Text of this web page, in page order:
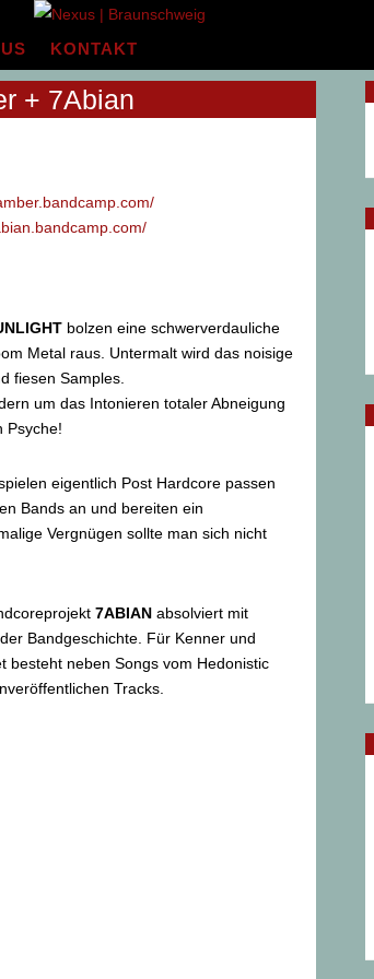
KONTAKT
+ 7Abian
bolzen eine schwerverdauliche
Metal raus. Untermalt wird das noisige
fiesen Samples.
um das Intonieren totaler Abneigung
Psyche!
eigentlich Post Hardcore passen
Bands an und bereiten ein
Vergnügen sollte man sich nicht
7ABIAN absolviert mit
Bandgeschichte. Für Kenner und
besteht neben Songs vom Hedonistic
Tracks.